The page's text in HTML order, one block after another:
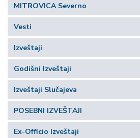
MITROVICA Severno
Vesti
Izveštaji
Godišni Izveštaji
Izveštaji Slučajeva
POSEBNI IZVEŠTAJI
Ex-Officio Izveštaji